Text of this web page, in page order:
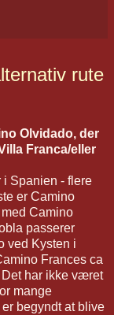
rute
Olvidado, der
Franca/eller
i Spanien - flere
er Camino
Camino
passerer
ved Kysten i
Frances ca
har ikke været
mange
begyndt at blive